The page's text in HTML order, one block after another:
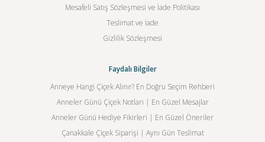
Mesafeli Satış Sözleşmesi ve İade Politikası
Teslimat ve İade
Gizlilik Sözleşmesi
Faydalı Bilgiler
Anneye Hangi Çiçek Alınır? En Doğru Seçim Rehberi
Anneler Günü Çiçek Notları | En Güzel Mesajlar
Anneler Günü Hediye Fikirleri | En Güzel Öneriler
Çanakkale Çiçek Siparişi | Aynı Gün Teslimat